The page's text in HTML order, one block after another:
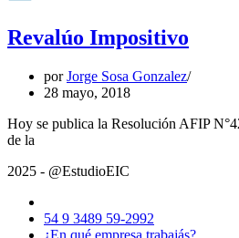
Revalúo Impositivo
porJorge Sosa Gonzalez
28 mayo, 2018
Hoy se publica la Resolución AFIP
de la
2025 - @EstudioEIC
54 9 3489 59-2992
¿En qué empresa trabajás?